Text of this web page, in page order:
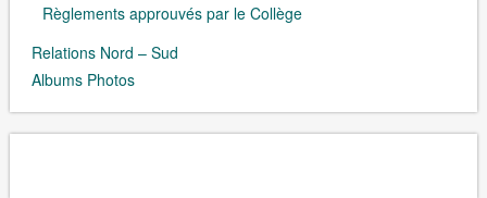
Règlements approuvés par le Collège
Relations Nord – Sud
Albums Photos